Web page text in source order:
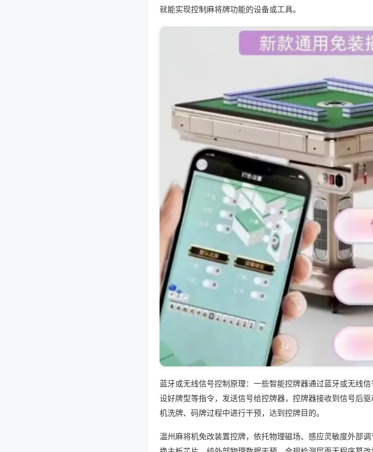
就能实现控制麻将牌功能的设备或工具。
蓝牙或无线信号控制原理：一些智能控牌器通过蓝牙或无线
设好牌型等指令，发送信号给控牌器，控牌器接收到信号后
机洗牌、码牌过程中进行干预，达到控牌目的。
温州麻将机免改装置控牌，依托物理磁场、感应灵敏度外部